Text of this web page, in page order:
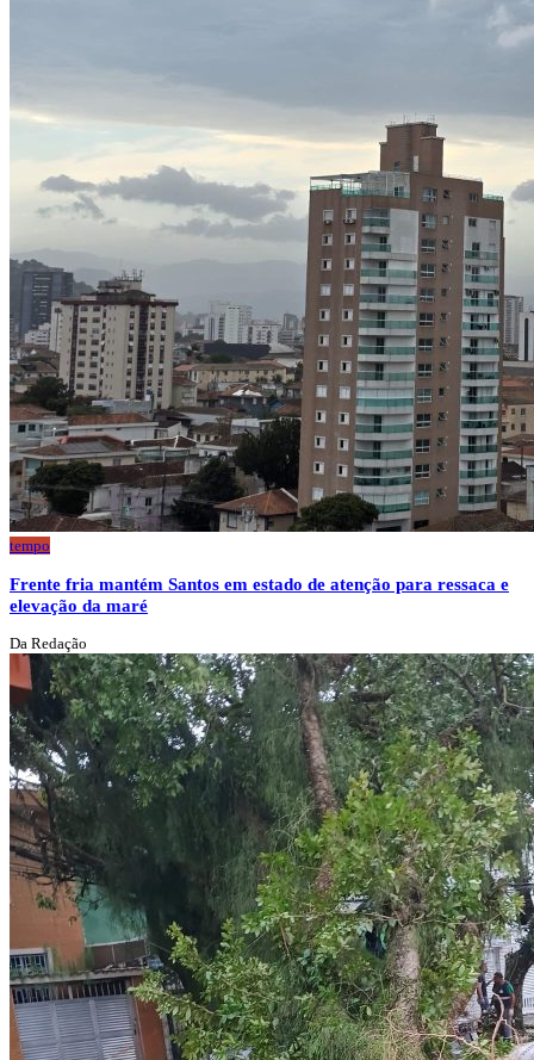
tempo
Frente fria mantém Santos em estado de atenção para ressaca e
elevação da maré
Da Redação